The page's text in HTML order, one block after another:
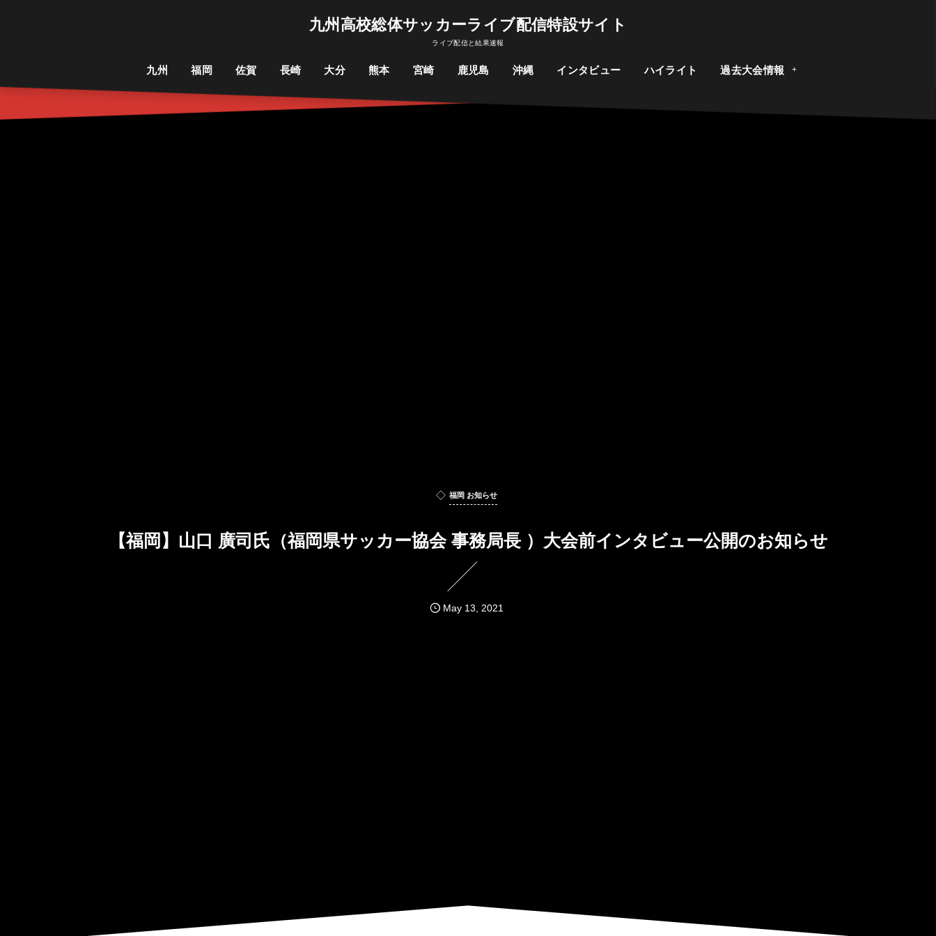
九州高校総体サッカーライブ配信特設サイト
ライブ配信と結果速報
九州 福岡 佐賀 長崎 大分 熊本 宮崎 鹿児島 沖縄 インタビュー ハイライト 過去大会情報
福岡 お知らせ
【福岡】山口 廣司氏（福岡県サッカー協会 事務局長 ）大会前インタビュー公開のお知らせ
May 13 2021